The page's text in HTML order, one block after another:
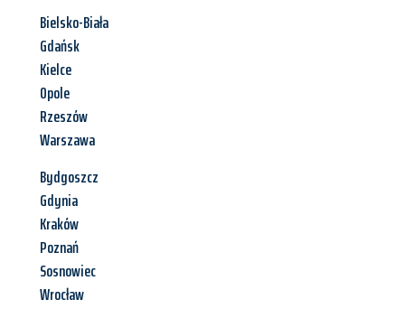
Bielsko-Biała
Gdańsk
Kielce
Opole
Rzeszów
Warszawa
Bydgoszcz
Gdynia
Kraków
Poznań
Sosnowiec
Wrocław